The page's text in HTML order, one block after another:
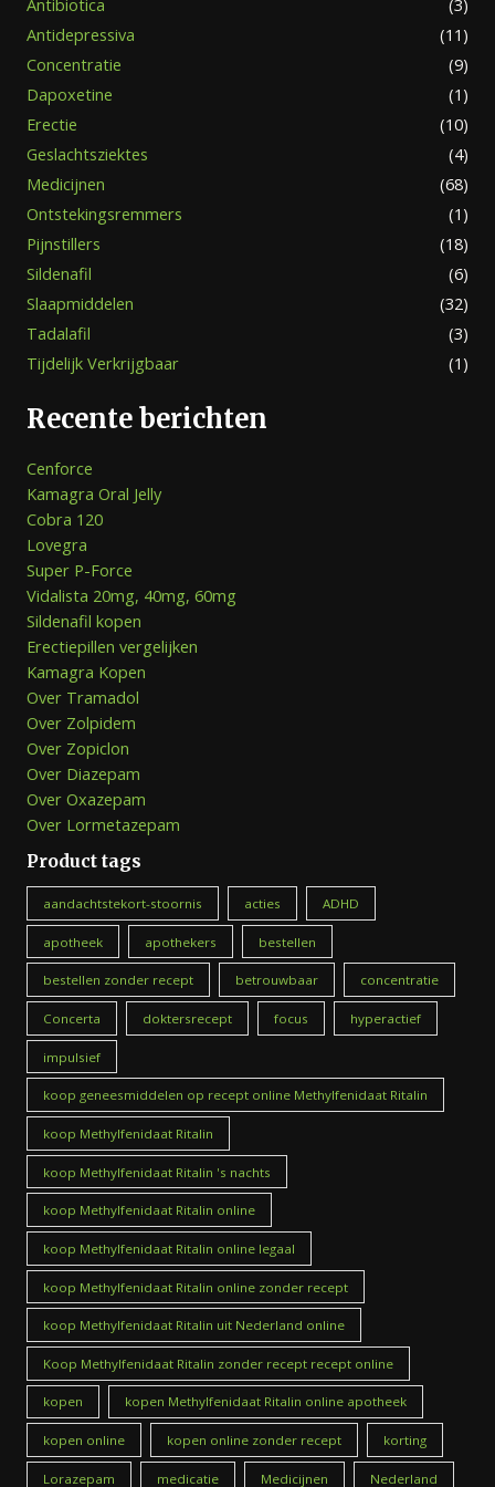
Antibiotica
(3)
Antidepressiva
(11)
Concentratie
(9)
Dapoxetine
(1)
Erectie
(10)
Geslachtsziektes
(4)
Medicijnen
(68)
Ontstekingsremmers
(1)
Pijnstillers
(18)
Sildenafil
(6)
Slaapmiddelen
(32)
Tadalafil
(3)
Tijdelijk Verkrijgbaar
(1)
Recente berichten
Cenforce
Kamagra Oral Jelly
Cobra 120
Lovegra
Super P-Force
Vidalista 20mg, 40mg, 60mg
Sildenafil kopen
Erectiepillen vergelijken
Kamagra Kopen
Over Tramadol
Over Zolpidem
Over Zopiclon
Over Diazepam
Over Oxazepam
Over Lormetazepam
Product tags
aandachtstekort-stoornis acties ADHD
apotheek apothekers bestellen
bestellen zonder recept betrouwbaar concentratie
Concerta doktersrecept focus hyperactief
impulsief
koop geneesmiddelen op recept online Methylfenidaat Ritalin
koop Methylfenidaat Ritalin
koop Methylfenidaat Ritalin 's nachts
koop Methylfenidaat Ritalin online
koop Methylfenidaat Ritalin online legaal
koop Methylfenidaat Ritalin online zonder recept
koop Methylfenidaat Ritalin uit Nederland online
Koop Methylfenidaat Ritalin zonder recept recept online
kopen kopen Methylfenidaat Ritalin online apotheek
kopen online kopen online zonder recept korting
Lorazepam medicatie Medicijnen Nederland